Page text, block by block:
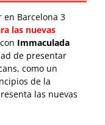
Barcelona 3
las nuevas
Immaculada
de presentar
como un
de la
las nuevas